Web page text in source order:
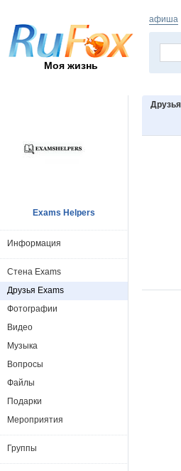
Моя жизнь
афиша
Друзья
Exams Helpers
Информация
Стена Exams
Друзья Exams
Фотографии
Видео
Музыка
Вопросы
Файлы
Подарки
Мероприятия
Группы